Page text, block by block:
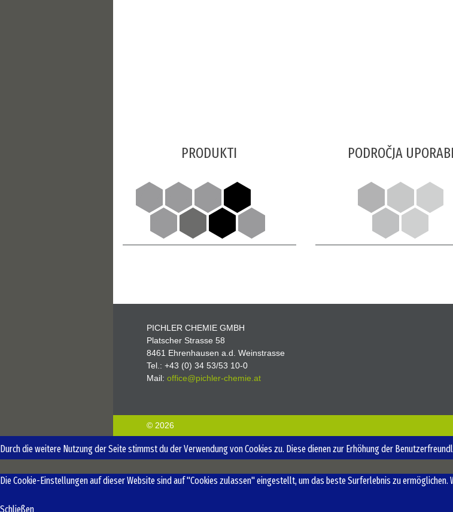
PRODUKTI PODROČJA
PICHLER CHEMIE GMBH
Platscher Strasse 58
8461 Ehrenhausen a.d. Weinstrasse
Tel.: +43 (0) 34 53/53 10-0
Mail: office@pichler-chemie.at
© 2026
Durch die weitere Nutzung der Seite stimmst du der Verwendung von Cookies zu. Diese dienen zur Erhöhung der
Die Cookie-Einstellungen auf dieser Website sind auf "Cookies zulassen" eingestellt, um das beste Surferlebnis zu
Schließen